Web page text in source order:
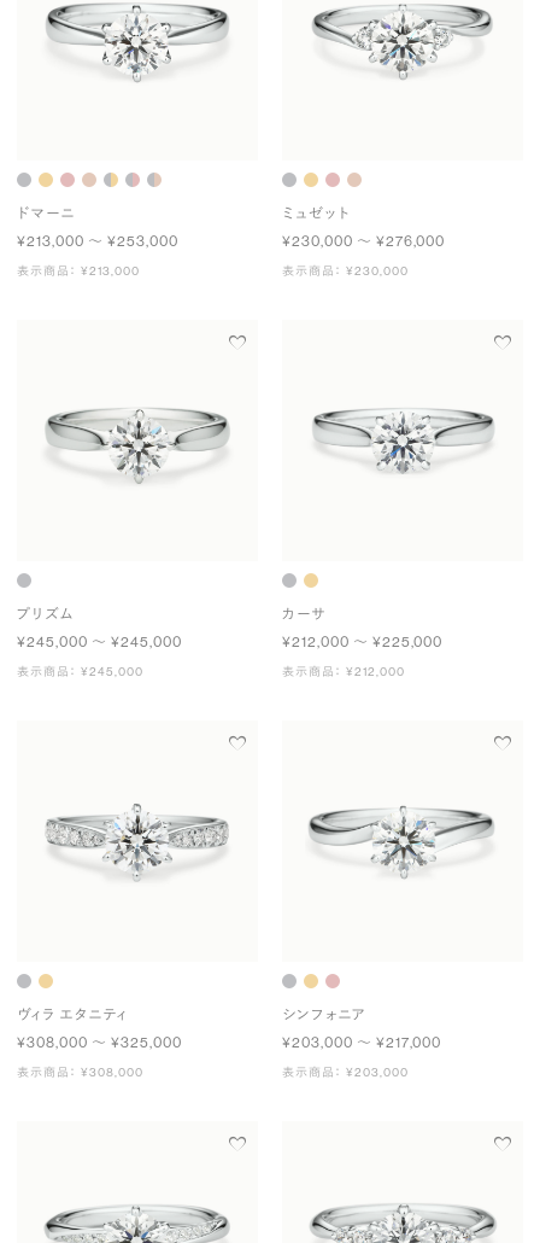
ドマーニ
¥213,000 〜 ¥253,000
表示商品： ¥213,000
ミュゼット
¥230,000 〜 ¥276,000
表示商品： ¥230,000
プリズム
¥245,000 〜 ¥245,000
表示商品： ¥245,000
カーサ
¥212,000 〜 ¥225,000
表示商品： ¥212,000
ヴィラ エタニティ
¥308,000 〜 ¥325,000
表示商品： ¥308,000
シンフォニア
¥203,000 〜 ¥217,000
表示商品： ¥203,000